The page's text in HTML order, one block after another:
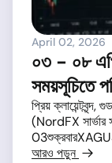
April 02, 2026
০৩ - ০৮
সময়সূচিতে
প্রিয় ক্লায়েন্টবৃন্দ,
(NordFX সার্ভার
আরও পড়ুন